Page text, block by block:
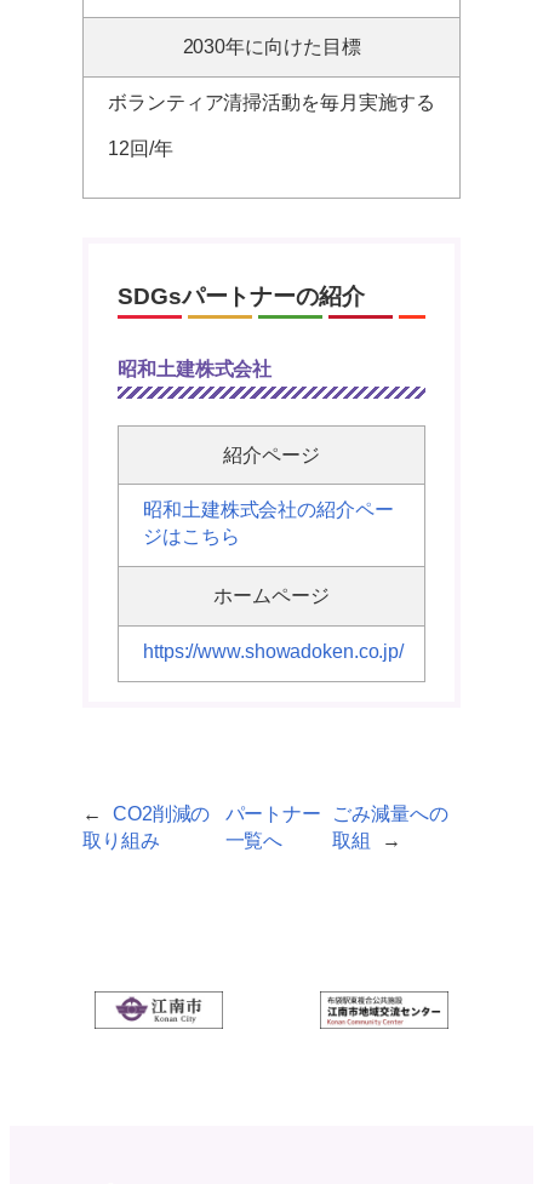
2030年に向けた目標
ボランティア清掃活動を毎月実施する
12回/年
SDGsパートナーの紹介
昭和土建株式会社
紹介ページ
昭和土建株式会社の紹介ペー
ジはこちら
ホームページ
https://www.showadoken.co.jp/
←
CO2削減の
取り組み
パートナー
一覧へ
ごみ減量への
取組
→